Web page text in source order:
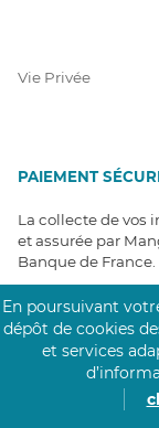
Vie Privée
PAIEMENT
La collecte de vos
et assurée par
Banque de France.
En poursuivant
dépôt de cookies
et services